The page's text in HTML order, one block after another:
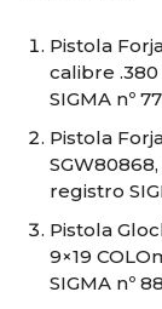
Pistola
calibre
SIGMA nº
Pistola
registro
Pistola
9×19
SIGMA nº